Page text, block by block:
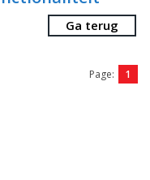
Ga terug
Page: 1